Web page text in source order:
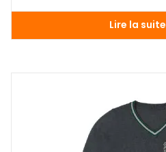
Lire la suite